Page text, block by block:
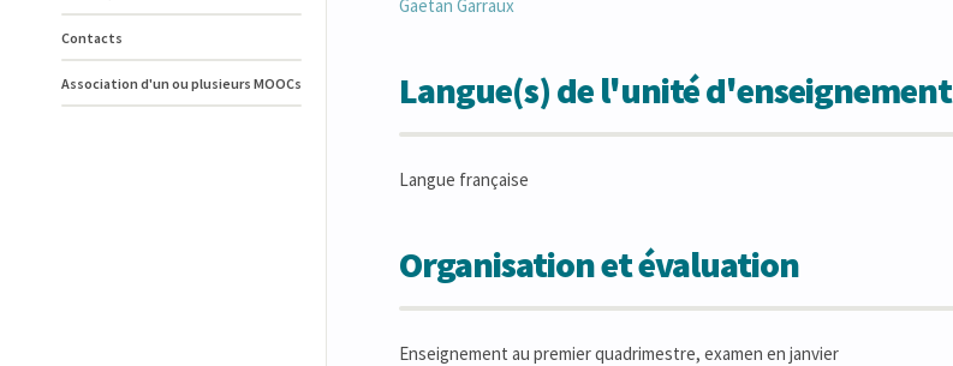
Contacts
Association d'un ou plusieurs MOOCs
Gaëtan Garraux
Langue(s) de l'unité d'enseignement
Langue française
Organisation et évaluation
Enseignement au premier quadrimestre, examen en janvier